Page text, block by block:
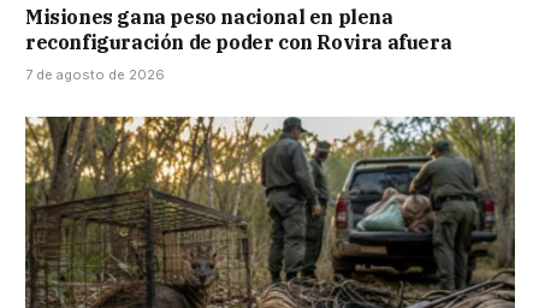
Misiones gana peso nacional en plena
reconfiguración de poder con Rovira afuera
7 de agosto de 2026